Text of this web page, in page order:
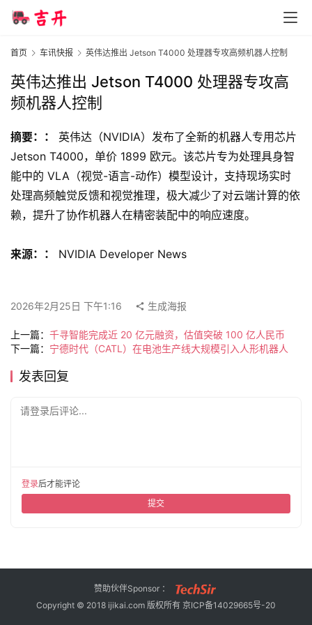
车
时
代
新
能
源
测
行
家
车
专
登录 注册
首页 车讯快报 英伟达推出 Jetson T4000 处理器专攻高频机器人控制
英伟达推出 Jetson T4000 处理器专攻高
频机器人控制
摘要：：
英伟达（NVIDIA）发布了全新的机器人专用芯片
Jetson T4000，单价 1899 欧元。该芯片专为处理具身智
能中的 VLA（视觉-语言-动作）模型设计，支持现场实时
处理高频触觉反馈和视觉推理，极大减少了对云端计算的依
赖，提升了协作机器人在精密装配中的响应速度。
来源：： NVIDIA Developer News
2026年2月25日 下午1:16 生成海报
上一篇： 千寻智能完成近 20 亿元融资，估值突破 100 亿人民币
下一篇： 宁德时代（CATL）在电池生产线大规模引入人形机器人
发表回复
请登录后评论...
登录后才能评论
提交
赞助伙伴Sponsor ：
Copyright © 2018 ijikai.com 版权所有 京ICP备14029665号-20